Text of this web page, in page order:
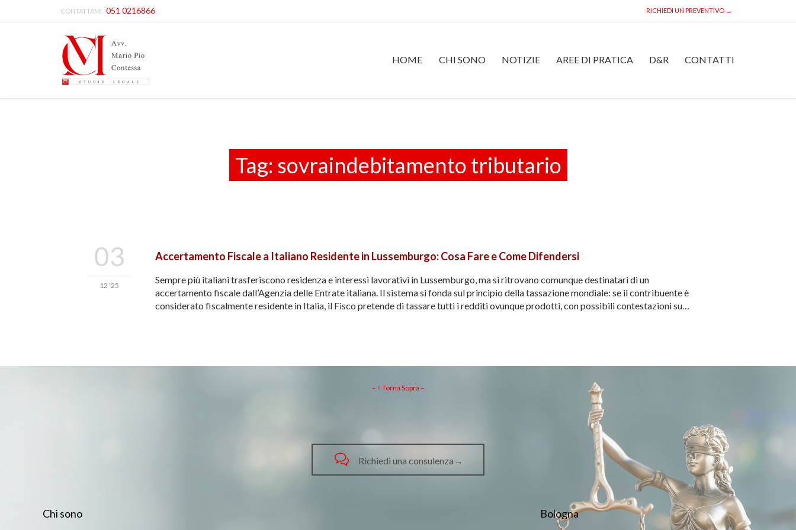
CONTATTAMI: 051 0216866 RICHIEDI UN PREVENTIVO →
HOME CHI SONO NOTIZIE AREE DI PRATICA D&R CONTATTI
Tag: sovraindebitamento tributario
03
12 '25
Accertamento Fiscale a Italiano Residente in Lussemburgo: Cosa Fare e Come Difendersi
Sempre più italiani trasferiscono residenza e interessi lavorativi in Lussemburgo, ma si ritrovano comunque destinatari di un
accertamento fiscale dall’Agenzia delle Entrate italiana. Il sistema si fonda sul principio della tassazione mondiale: se il contribuente è
considerato fiscalmente residente in Italia, il Fisco pretende di tassare tutti i redditi ovunque prodotti, con possibili contestazioni su…
– ↑ Torna Sopra –
 Richiedi una consulenza→
Chi sono Bologna